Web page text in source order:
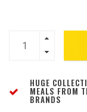
HUGE
MEALS FROM
BRANDS